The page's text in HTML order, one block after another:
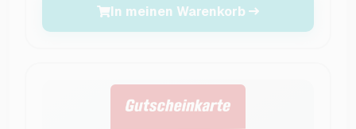
In meinen Warenkorb